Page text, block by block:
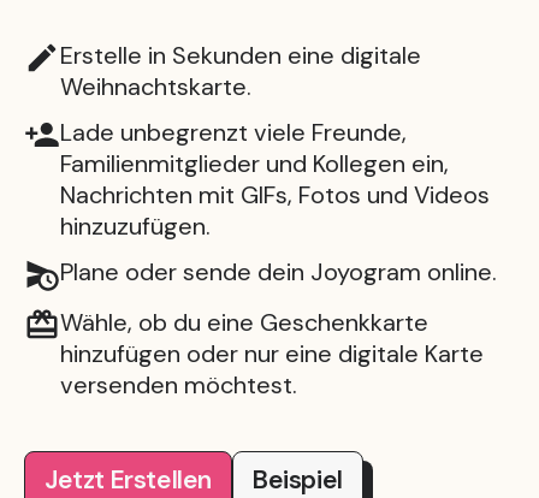
Erstelle in Sekunden eine digitale
Weihnachtskarte.
Lade unbegrenzt viele Freunde,
Familienmitglieder und Kollegen ein,
Nachrichten mit GIFs, Fotos und Videos
hinzuzufügen.
Plane oder sende dein Joyogram online.
Wähle, ob du eine Geschenkkarte
hinzufügen oder nur eine digitale Karte
versenden möchtest.
Jetzt Erstellen Beispiel